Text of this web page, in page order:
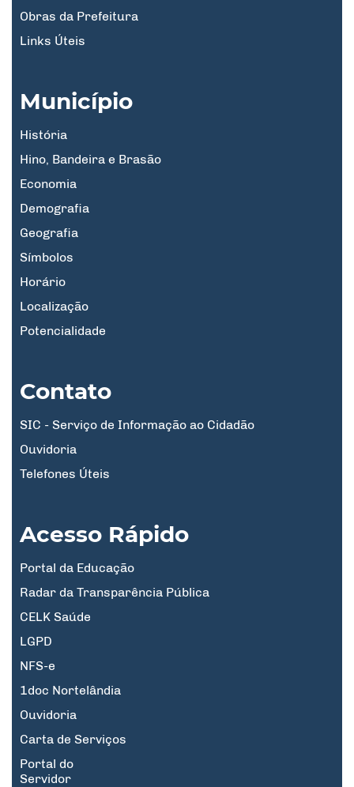
Obras da Prefeitura
Links Úteis
Município
História
Hino, Bandeira e Brasão
Economia
Demografia
Geografia
Símbolos
Horário
Localização
Potencialidade
Contato
SIC - Serviço de Informação ao Cidadão
Ouvidoria
Telefones Úteis
Acesso Rápido
Portal da Educação
Radar da Transparência Pública
CELK Saúde
LGPD
NFS-e
1doc Nortelândia
Ouvidoria
Carta de Serviços
Portal do
Servidor